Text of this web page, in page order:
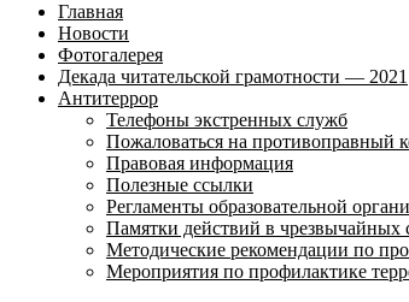
Главная
Новости
Фотогалерея
Декада читательской грамотности — 2021
Антитеррор
Телефоны экстренных служб
Пожаловаться на противоправный
Правовая информация
Полезные ссылки
Регламенты образовательной
Памятки действий в чрезвычайных
Методические рекомендации по
Мероприятия по профилактике